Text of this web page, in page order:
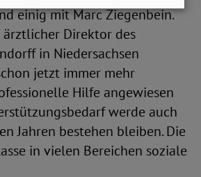
einig mit Marc Ziegenbein.
ärztlicher Direktor des
in Niedersachsen
jetzt immer mehr
Hilfe angewiesen
werde auch
Jahren bestehen bleiben. Die
in vielen Bereichen soziale